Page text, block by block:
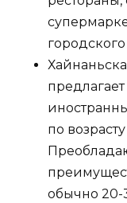
по
обычно 20-